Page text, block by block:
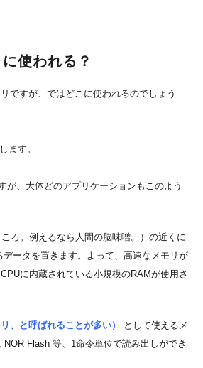
使われる？
ですが、ではどこに使われるのでしょう
ます。
が、大体どのアプリケーションもこのよう
ろ。例えるなら人間の脳味噌。）の近くに
ータを置きます。よって、高速なメモリが
に内蔵されている小規模のRAMが使用さ
、と呼ばれることが多い）
として使えるメ
Flash 等、1命令単位で読み出しができ